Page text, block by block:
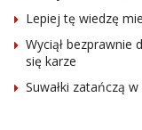
Lepiej tę wiedzę
Wyciął bezprawnie
się karze
Suwałki zatańczą